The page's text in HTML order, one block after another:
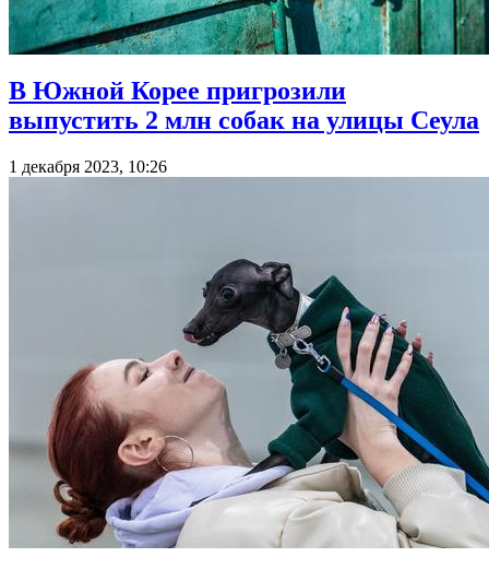
В Южной Корее пригрозили
выпустить 2 млн собак на улицы Сеула
1 декабря 2023, 10:26